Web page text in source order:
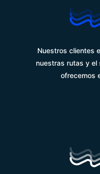
Nuestros clientes
nuestras rutas y el
ofrecemos